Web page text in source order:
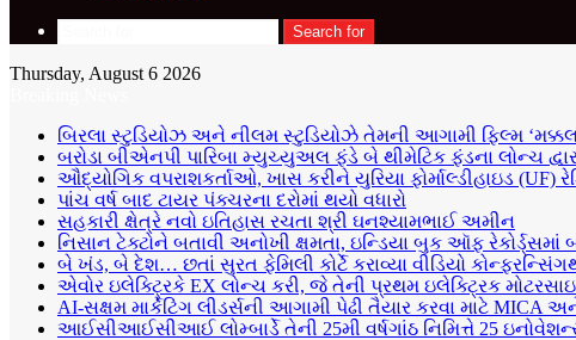
Search for
Thursday, August 6 2026
બિરલા સ્ટુડિયોઝ અને નીલમ સ્ટુડિયોઝે તેમની આગામી ફિલ્મ
બરોડા બીએનપી પારિબા મ્યુચ્યુઅલ ફંડે બે થીમેટિક ફંડના લોન્ચ
ઔદ્યોગિક વપરાશકર્તાઓ, ખાસ કરીને યુરિયા ફોર્માલ્ડીહાઇડ
પાંચ વર્ષ બાદ ટાયર પંક્ચરના દરોમાં થયો વધારો
સહકારી ક્ષેત્રે નવો ઇતિહાસ રચતા શ્રી ઘનશ્યામભાઈ અમીન
નિસાન ટેક્ટોને બતાવી અનોખી ક્ષમતા, ઇન્ડિયા બુક ઑફ રેકોર્ડ્સમાં
બે ખંડ, બે દેશ… છતાં સુરત ફેમિલી કોર્ટે કરાવ્યા વીડિયો
એવોર ઇલેક્ટ્રિકે EX લોન્ચ કરી, જે તેની પ્રથમ ઇલેક્ટ્રિક
AI-સક્ષમ માર્કેટિંગ લીડર્સની આગામી પેઢી તૈયાર કરવા માટે MICA
આઈસીઆઈસીઆઈ લોમ્બાર્ડે તેની 25મી વર્ષગાંઠ નિમિત્તે 25